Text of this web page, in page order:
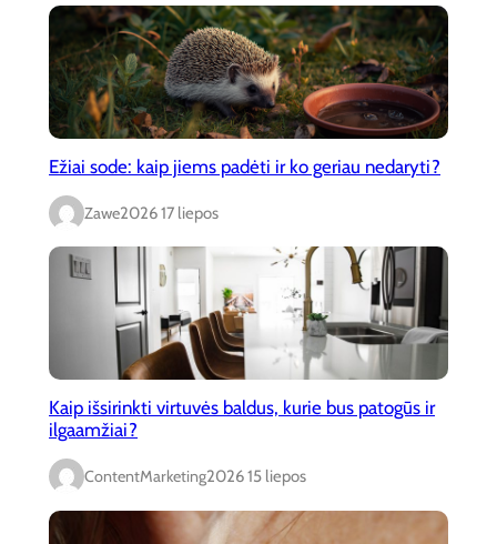
Ežiai sode: kaip jiems padėti ir ko geriau nedaryti?
Zawe2026 17 liepos
Kaip išsirinkti virtuvės baldus, kurie bus patogūs ir
ilgaamžiai?
ContentMarketing2026 15 liepos